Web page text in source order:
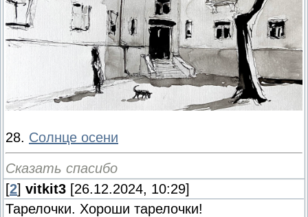
28. Солнце осени
Сказать спасибо
[2] vitkit3 [26.12.2024, 10:29]
Тарелочки. Хороши тарелочки!